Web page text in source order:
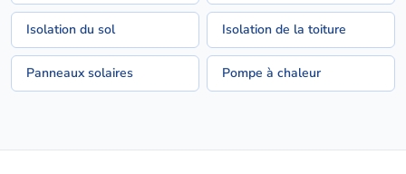
Isolation du sol Isolation de la toiture
Panneaux solaires Pompe à chaleur